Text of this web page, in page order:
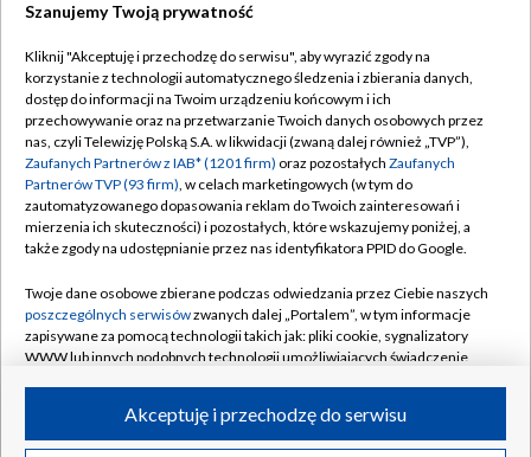
TVP
Abonament TVP
Emisja w TVP
Centrum informacji TVP
Naziemna Telewizja Cyfrowa
Rada Programowa
System NOS
Informacje o nadawcy
Program dla prasy
Regulamin TVP
Polityka prywatności
Moje zgody
Pomoc
Kontakt
Kanały
©2026 Telewizja Polska S.A. w likwidacji
Szanujemy Twoją prywatność
Kliknij "Akceptuję i przechodzę do serwisu", aby wyrazić zgody na
korzystanie z technologii automatycznego śledzenia i zbierania danych,
dostęp do informacji na Twoim urządzeniu końcowym i ich
przechowywanie oraz na przetwarzanie Twoich danych osobowych przez
nas, czyli Telewizję Polską S.A. w likwidacji (zwaną dalej również „TVP”),
Zaufanych Partnerów z IAB* (1201 firm) oraz pozostałych Zaufanych
Partnerów TVP (93 firm), w celach marketingowych (w tym do
zautomatyzowanego dopasowania reklam do Twoich zainteresowań i
mierzenia ich skuteczności) i pozostałych, które wskazujemy poniżej, a
także zgody na udostępnianie przez nas identyfikatora PPID do Google.
Twoje dane osobowe zbierane podczas odwiedzania przez Ciebie naszych
poszczególnych serwisówzwanych dalej „Portalem”, w tym informacje
zapisywane za pomocą technologii takich jak: pliki cookie, sygnalizatory
WWW lub innych podobnych technologii umożliwiających świadczenie
ruchu w Internecie.Akceptuję i przechodzę do serwisu